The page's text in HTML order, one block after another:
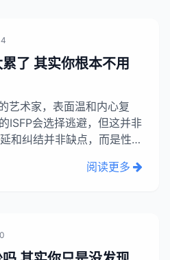
了 其实你根本不用
艺术家，表面温和内心复
ISFP会选择逃避，但这并非
和纠结并非缺点，而是性格
文旨在帮助ISFP理解并接
阅读更多